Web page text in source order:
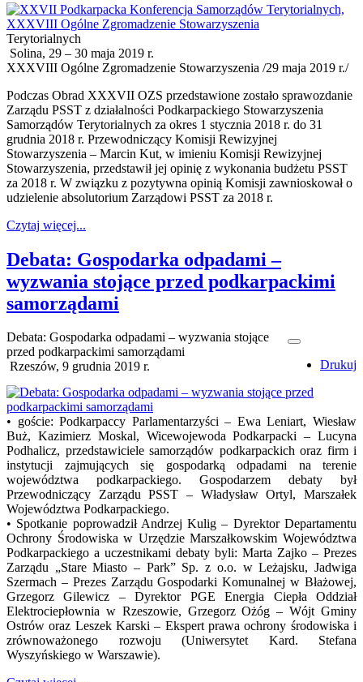
Terytorialnych
Solina, 29 – 30 maja 2019 r.
XXXVIII Ogólne Zgromadzenie Stowarzyszenia /29 maja 2019 r./
Podczas Obrad XXXVII OZS przedstawione zostało sprawozdanie
Zarządu PSST z działalności Podkarpackiego Stowarzyszenia
Samorządów Terytorialnych za okres 1 stycznia 2018 r. do 31
grudnia 2018 r. Przewodniczący Komisji Rewizyjnej
Stowarzyszenia – Marcin Kut, w imieniu Komisji Rewizyjnej
Stowarzyszenia, przedstawił jej opinię z wykonania budżetu PSST
za 2018 r. W związku z pozytywna opinią Komisji zawnioskował o
udzielenie absolutorium Zarządowi PSST za 2018 r.
Czytaj więcej...
Debata: Gospodarka odpadami –
wyzwania stojące przed podkarpackimi
samorządami
Drukuj
Debata: Gospodarka odpadami – wyzwania stojące
przed podkarpackimi samorządami
Rzeszów, 9 grudnia 2019 r.
• goście: Podkarpaccy Parlamentarzyści – Ewa Leniart, Wiesław
Buż, Kazimierz Moskal, Wicewojewoda Podkarpacki – Lucyna
Podhalicz, przedstawiciele samorządów podkarpackich oraz firm i
instytucji zajmujących się gospodarką odpadami na terenie
województwa podkarpackiego. Gospodarzem debaty był
Przewodniczący Zarządu PSST – Władysław Ortyl, Marszałek
Województwa Podkarpackiego.
• Spotkanie poprowadził Andrzej Kulig – Dyrektor Departamentu
Ochrony Środowiska w Urzędzie Marszałkowskim Województwa
Podkarpackiego a uczestnikami debaty byli: Marta Zajko – Prezes
Zarządu „Stare Miasto – Park” Sp. z o.o. w Leżajsku, Jadwiga
Szermach – Prezes Zarządu Gospodarki Komunalnej w Błażowej,
Grzegorz Gilewicz – Dyrektor PGE Energia Ciepła Oddział
Elektrociepłownia w Rzeszowie, Grzegorz Ożóg – Wójt Gminy
Ostrów oraz Leszek Karski – Ekspert prawa ochrony środowiska i
zrównoważonego rozwoju (Uniwersytet Kard. Stefana
Wyszyńskiego w Warszawie).